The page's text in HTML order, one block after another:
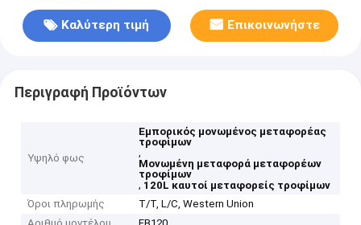
Καλύτερη τιμή Επικοινωνήστε
Περιγραφή Προϊόντων
Υψηλό φως
Εμπορικός μονωμένος μεταφορέας
τροφίμων
,
Μονωμένη μεταφορά μεταφορέων
τροφίμων
, 120L καυτοί μεταφορείς τροφίμων
Όροι πληρωμής
T/T, L/C, Western Union